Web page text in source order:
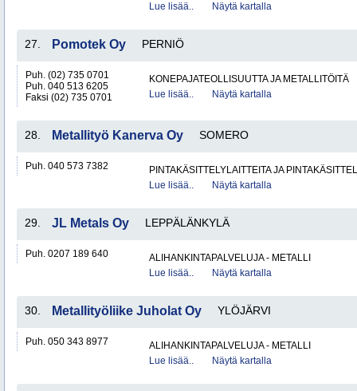
Lue lisää..
Näytä kartalla
27. Pomotek Oy PERNIÖ
Puh. (02) 735 0701
Puh. 040 513 6205
Faksi (02) 735 0701
KONEPAJATEOLLISUUTTA JA METALLITÖITÄ
Lue lisää..
Näytä kartalla
28. Metallityö Kanerva Oy SOMERO
Puh. 040 573 7382
PINTAKÄSITTELYLAITTEITA JA
Lue lisää..
Näytä kartalla
29. JL Metals Oy LEPPÄLÄNKYLÄ
Puh. 0207 189 640
ALIHANKINTAPALVELUJA - METALLI
Lue lisää..
Näytä kartalla
30. Metallityöliike Juholat Oy YLÖJÄRVI
Puh. 050 343 8977
ALIHANKINTAPALVELUJA - METALLI
Lue lisää..
Näytä kartalla